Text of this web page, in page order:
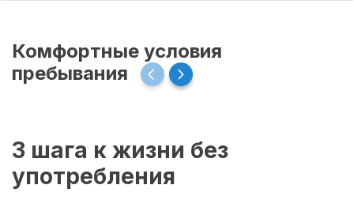
Комфортные условия
пребывания
3 шага к жизни без
употребления